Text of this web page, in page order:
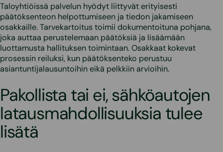
Taloyhtiöissä palvelun hyödyt liittyvät erityisesti
päätöksenteon helpottumiseen ja tiedon jakamiseen
osakkaille. Tarvekartoitus toimii dokumentoituna pohjana,
joka auttaa perustelemaan päätöksiä ja lisäämään
luottamusta hallituksen toimintaan. Osakkaat kokevat
prosessin reiluksi, kun päätöksenteko perustuu
asiantuntijalausuntoihin eikä pelkkiin arvioihin.
Pakollista tai ei, sähköautojen
latausmahdollisuuksia tulee
lisätä